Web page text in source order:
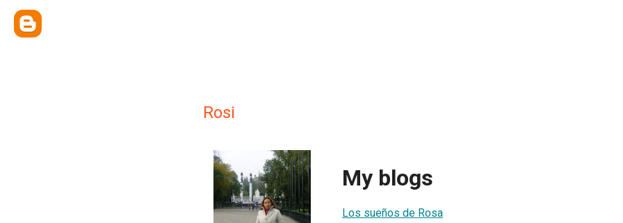
Rosi
My blogs
Los sueños de Rosa